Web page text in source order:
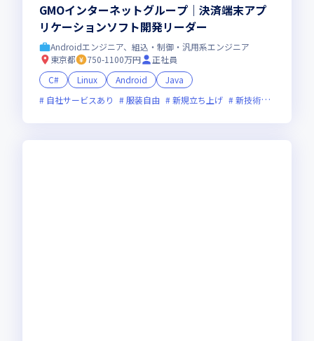
GMOインターネットグループ｜決済端末アプ
リケーションソフト開発リーダー
Androidエンジニア、組込・制御・汎用系エンジニア
東京都
750-1100万円
正社員
C#
Linux Android
Java
自社サービスあり
服装自由 新規立ち上げ 新技術に積極的